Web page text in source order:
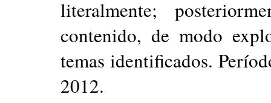
literalmente;
contenido, de modo
temas identificados.
2012.